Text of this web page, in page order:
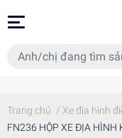
Trang chủ / Xe địa hình
FN236 HỘP XE ĐỊA HÌNH